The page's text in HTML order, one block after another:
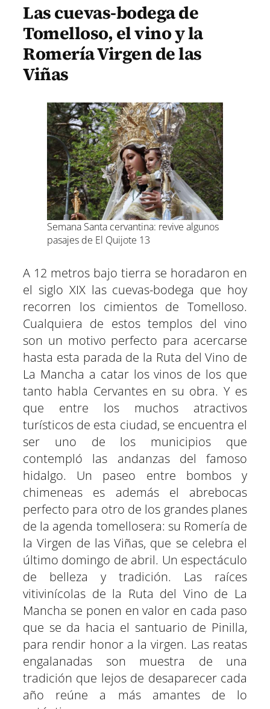
Las cuevas-bodega de
Tomelloso, el vino y la
Romería Virgen de las
Viñas
Semana Santa cervantina: revive algunos
pasajes de El Quijote 13
A 12 metros bajo tierra se horadaron en
el siglo XIX las cuevas-bodega que hoy
recorren los cimientos de Tomelloso.
Cualquiera de estos templos del vino
son un motivo perfecto para acercarse
hasta esta parada de la Ruta del Vino de
La Mancha a catar los vinos de los que
tanto habla Cervantes en su obra. Y es
que entre los muchos atractivos
turísticos de esta ciudad, se encuentra el
ser uno de los municipios que
contempló las andanzas del famoso
hidalgo. Un paseo entre bombos y
chimeneas es además el abrebocas
perfecto para otro de los grandes planes
de la agenda tomellosera: su Romería de
la Virgen de las Viñas, que se celebra el
último domingo de abril. Un espectáculo
de belleza y tradición. Las raíces
vitivinícolas de la Ruta del Vino de La
Mancha se ponen en valor en cada paso
que se da hacia el santuario de Pinilla,
para rendir honor a la virgen. Las reatas
engalanadas son muestra de una
tradición que lejos de desaparecer cada
año reúne a más amantes de lo